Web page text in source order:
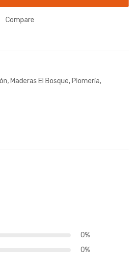
Compare
, Maderas El Bosque, Plomería,
0%
0%